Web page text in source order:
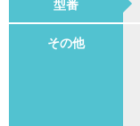
型番
その他